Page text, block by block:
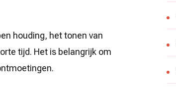
houding, het tonen van
tijd. Het is belangrijk om